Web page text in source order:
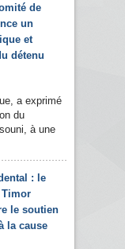
de
un
et
détenu
a exprimé
du
à une
: le
Timor
le soutien
la cause